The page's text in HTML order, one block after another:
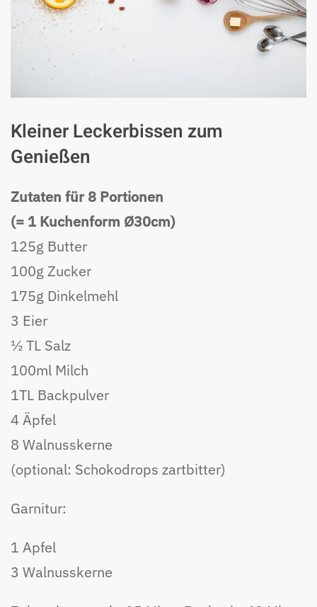
Kleiner Leckerbissen zum
Genießen
Zutaten für 8 Portionen
(= 1 Kuchenform Ø30cm)
125g Butter
100g Zucker
175g Dinkelmehl
3 Eier
½ TL Salz
100ml Milch
1TL Backpulver
4 Äpfel
8 Walnusskerne
(optional: Schokodrops zartbitter)
Garnitur:
1 Apfel
3 Walnusskerne